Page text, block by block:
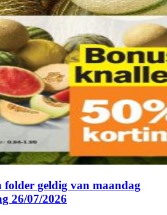
geldig van maandag
26/07/2026